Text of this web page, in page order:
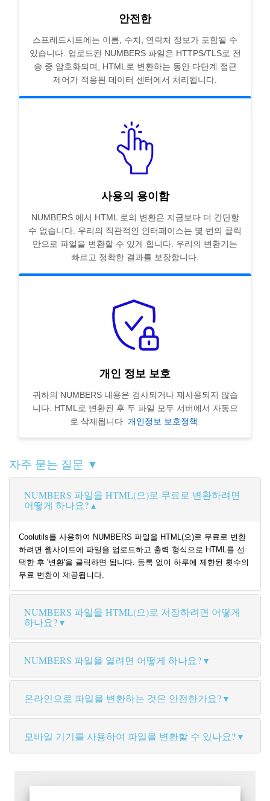
안전한
스프레드시트에는 이름, 수치, 연락처 정보가 포함될 수
있습니다. 업로드된 NUMBERS 파일은 HTTPS/TLS로 전
송 중 암호화되며, HTML로 변환하는 동안 다단계 접근
제어가 적용된 데이터 센터에서 처리됩니다.
사용의 용이함
NUMBERS 에서 HTML 로의 변환은 지금보다 더 간단할
수 없습니다. 우리의 직관적인 인터페이스는 몇 번의 클릭
만으로 파일을 변환할 수 있게 합니다. 우리의 변환기는
빠르고 정확한 결과를 보장합니다.
개인 정보 보호
귀하의 NUMBERS 내용은 검사되거나 재사용되지 않습
니다. HTML로 변환된 후 두 파일 모두 서버에서 자동으
로 삭제됩니다. 개인정보 보호정책.
자주 묻는 질문 ▼
NUMBERS 파일을 HTML(으)로 무료로 변환하려면
어떻게 하나요?
Coolutils를 사용하여 NUMBERS 파일을 HTML(으)로 무료로 변환
하려면 웹사이트에 파일을 업로드하고 출력 형식으로 HTML를 선
택한 후 '변환'을 클릭하면 됩니다. 등록 없이 하루에 제한된 횟수의
무료 변환이 제공됩니다.
NUMBERS 파일을 HTML(으)로 저장하려면 어떻게
하나요?
NUMBERS 파일을 열려면 어떻게 하나요?
온라인으로 파일을 변환하는 것은 안전한가요?
모바일 기기를 사용하여 파일을 변환할 수 있나요?